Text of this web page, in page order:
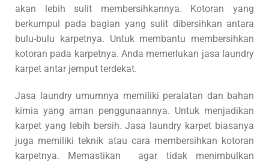
akan lebih sulit membersihkannya. Kotoran yang
berkumpul pada bagian yang sulit dibersihkan antara
bulu-bulu karpetnya. Untuk membantu membersihkan
kotoran pada karpetnya. Anda memerlukan jasa laundry
karpet antar jemput terdekat.
Jasa laundry umumnya memiliki peralatan dan bahan
kimia yang aman penggunaannya. Untuk menjadikan
karpet yang lebih bersih. Jasa laundry karpet biasanya
juga memiliki teknik atau cara membersihkan kotoran
karpetnya. Memastikan agar tidak menimbulkan